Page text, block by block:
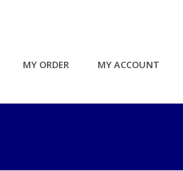
MY ORDER MY ACCOUNT